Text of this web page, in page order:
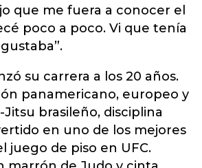
que me fuera a conocer el
poco a poco. Vi que tenía
su carrera a los 20 años.
panamericano, europeo y
brasileño, disciplina
en uno de los mejores
juego de piso en UFC.